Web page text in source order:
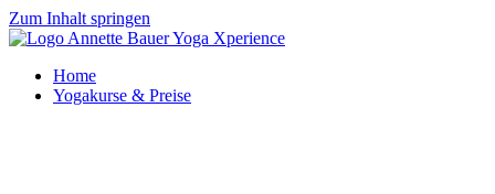
Zum Inhalt springen
Home
Yogakurse & Preise